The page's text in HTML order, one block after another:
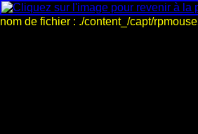
nom de fichier : ./content_/capt/